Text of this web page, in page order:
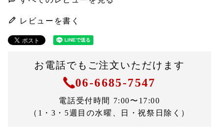
レビューを書く
お電話でもご注文いただけます
06-6685-7547
電話受付時間 7:00〜17:00
（1・3・5週目の水曜、日・祝祭日除く）